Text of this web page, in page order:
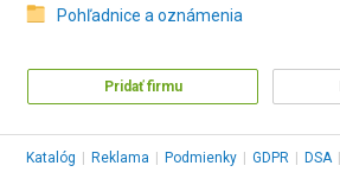
Pohľadnice a oznámenia
Pridať firmu
Katalóg Reklama Podmienky GDPR DSA